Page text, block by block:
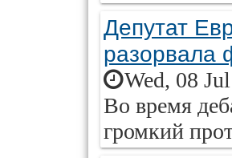
Депутат
Wed, 08
Во время
громкий